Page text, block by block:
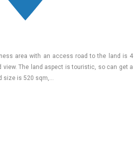
area with an access road to the land is 4
The land aspect is touristic, so can get a
size is 520 sqm,…